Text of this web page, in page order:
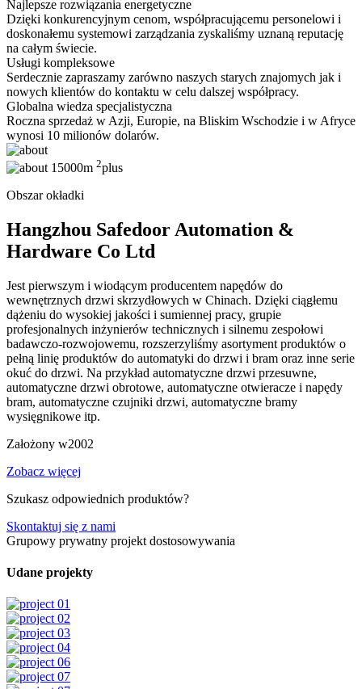
Najlepsze rozwiązania energetyczne
Dzięki konkurencyjnym cenom, współpracującemu personelowi i
doskonałemu systemowi zarządzania zyskaliśmy uznaną reputację
na całym świecie.
Usługi kompleksowe
Serdecznie zapraszamy zarówno naszych starych znajomych jak i
nowych klientów do kontaktu w celu dalszej współpracy.
Globalna wiedza specjalistyczna
Roczna sprzedaż w Azji, Europie, na Bliskim Wschodzie i w Afryce
wynosi 10 milionów dolarów.
15000m 2plus
Obszar okładki
Hangzhou Safedoor Automation &
Hardware Co Ltd
Jest pierwszym i wiodącym producentem napędów do
wewnętrznych drzwi skrzydłowych w Chinach. Dzięki ciągłemu
dążeniu do wysokiej jakości i sumiennej pracy, grupie
profesjonalnych inżynierów technicznych i silnemu zespołowi
badawczo-rozwojowemu, rozszerzyliśmy asortyment produktów o
pełną linię produktów do automatyki do drzwi i bram oraz inne serie
okuć do drzwi. Na przykład automatyczne drzwi przesuwne,
automatyczne drzwi obrotowe, automatyczne otwieracze i napędy
bram, automatyczne czujniki drzwi, automatyczne bramy
wysięgnikowe itp.
Założony w2002
Zobacz więcej
Szukasz odpowiednich produktów?
Skontaktuj się z nami
Grupowy prywatny projekt dostosowywania
Udane projekty